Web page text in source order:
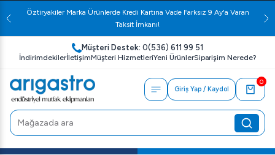
Öztiryakiler Marka Ürünlerde Kredi Kartına Vade Farksız 9 Ay'a Varan
Taksit İmkanı!
Müşteri Destek: 0(536) 611 99 51
İndirimdekilerİletişimMüşteri HizmetleriYeni ÜrünlerSiparişim Nerede?
Giriş Yap / Kaydol
0